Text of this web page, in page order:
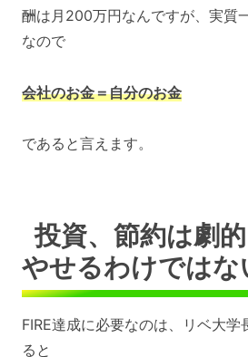
酬は月200万円なんですが、実質
なので
会社のお金＝自分のお金
であると言えます。
投資、節約は劇
やせるわけではな
FIRE達成に必要なのは、リベ大学
ると